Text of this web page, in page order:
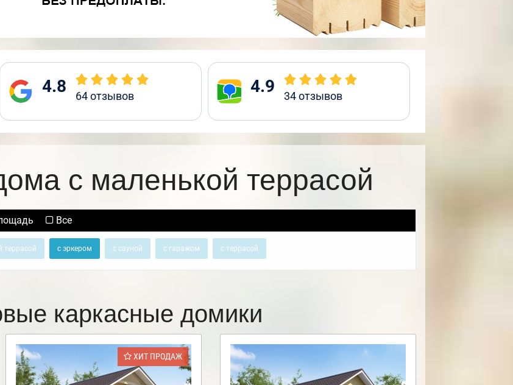
4.8 64отзывов 4.9 34отзывов
с маленькой террасой
Все
террасой с эркером с сауной с гаражом с террасой
каркасные домики
ХИТ ПРОДАЖ